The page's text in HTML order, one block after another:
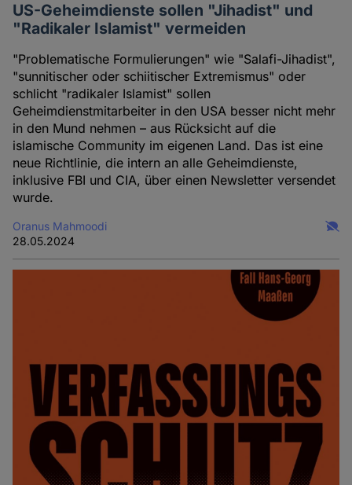
US-Geheimdienste sollen "Jihadist" und
"Radikaler Islamist" vermeiden
"Problematische Formulierungen" wie "Salafi-Jihadist",
"sunnitischer oder schiitischer Extremismus" oder
schlicht "radikaler Islamist" sollen
Geheimdienstmitarbeiter in den USA besser nicht mehr
in den Mund nehmen – aus Rücksicht auf die
islamische Community im eigenen Land. Das ist eine
neue Richtlinie, die intern an alle Geheimdienste,
inklusive FBI und CIA, über einen Newsletter versendet
wurde.
Oranus Mahmoodi
28.05.2024